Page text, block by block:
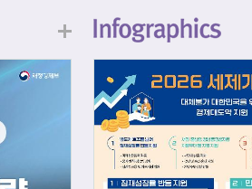
식, 친구들과의 협업, 다양한 활
문제 해결 경험은 모두 개인의
니다. 경제학에서는 이.......